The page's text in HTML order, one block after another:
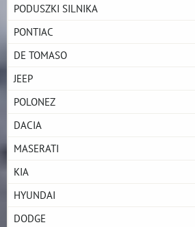
PODUSZKI SILNIKA
PONTIAC
DE TOMASO
JEEP
POLONEZ
DACIA
MASERATI
KIA
HYUNDAI
DODGE